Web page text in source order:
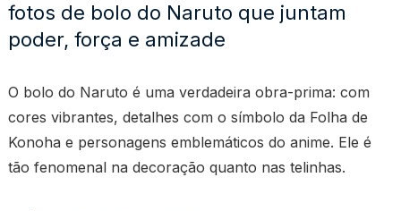
fotos de bolo do Naruto que juntam
poder, força e amizade
O bolo do Naruto é uma verdadeira obra-prima: com
cores vibrantes, detalhes com o símbolo da Folha de
Konoha e personagens emblemáticos do anime. Ele é
tão fenomenal na decoração quanto nas telinhas.